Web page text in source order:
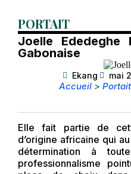
PORTAIT
Joelle Ededeghe
Gabonaise
Ekang mai
Accueil > Portait
Elle fait partie de
d’origine africaine qui
détermination à
professionnalisme